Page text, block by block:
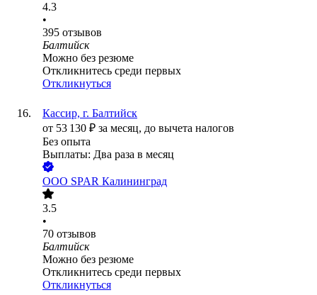
4.3
•
395 отзывов
Балтийск
Можно без резюме
Откликнитесь среди первых
Откликнуться
Кассир, г. Балтийск
от 53 130 ₽ за месяц, до вычета налогов
Без опыта
Выплаты: Два раза в месяц
ООО SPAR Калининград
3.5
•
70 отзывов
Балтийск
Можно без резюме
Откликнитесь среди первых
Откликнуться